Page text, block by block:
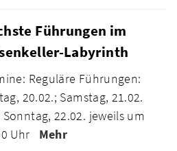
Führungen im
Labyrinth
Reguläre Führungen:
20.02.; Samstag, 21.02.
22.02. jeweils um
Uhr Mehr